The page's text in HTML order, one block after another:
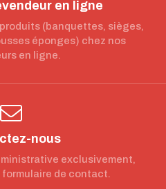
en ligne
(banquettes, sièges,
éponges) chez nos
en ligne.
nous
exclusivement,
formulaire de contact.